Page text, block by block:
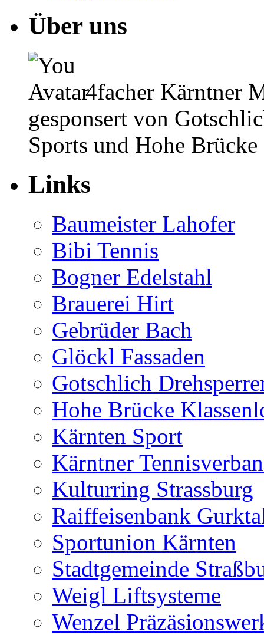
Über uns
4facher Kärntner
gesponsert von
Sports und Hohe
Links
Baumeister Lahofer
Bibi Tennis
Bogner Edelstahl
Brauerei Hirt
Gebrüder Bach
Glöckl Fassaden
Gotschlich
Hohe Brücke
Kärnten Sport
Kärntner
Kulturring Strassburg
Raiffeisenbank
Sportunion Kärnten
Stadtgemeinde
Weigl Liftsysteme
Wenzel